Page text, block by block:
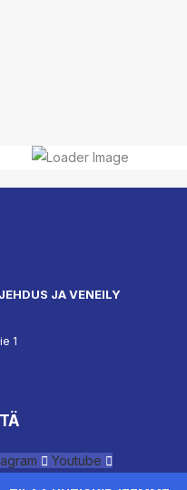
JA VENEILY
1
Youtube